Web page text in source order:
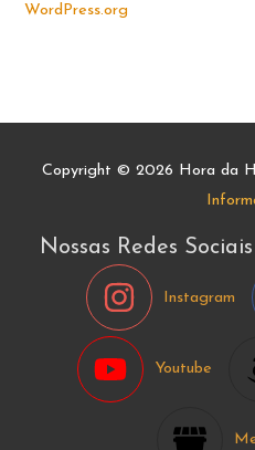
WordPress.org
Copyright © 2026 Hora da
Nossas Redes
Instagram
Youtube